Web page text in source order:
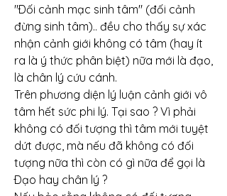
"Ðối cảnh mạc sinh tâm" (đối cảnh
đừng sinh tâm).. đều cho thấy sự xác
nhận cảnh giới không có tâm (hay ít
ra là ý thức phân biệt) nữa mới là đạo,
là chân lý cứu cánh.
Trên phương diện lý luận cảnh giới vô
tâm hết sức phi lý. Tại sao ? Vì phải
không có đối tượng thì tâm mới tuyệt
dứt được, mà nếu đã không có đối
tượng nữa thì còn có gì nữa để gọi là
Ðạo hay chân lý ?